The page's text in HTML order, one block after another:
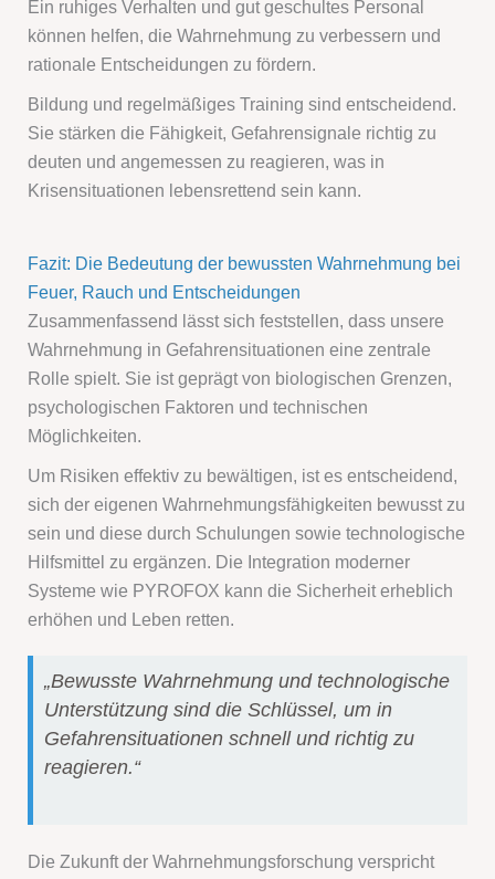
Ein ruhiges Verhalten und gut geschultes Personal
können helfen, die Wahrnehmung zu verbessern und
rationale Entscheidungen zu fördern.
Bildung und regelmäßiges Training sind entscheidend.
Sie stärken die Fähigkeit, Gefahrensignale richtig zu
deuten und angemessen zu reagieren, was in
Krisensituationen lebensrettend sein kann.
Fazit: Die Bedeutung der bewussten Wahrnehmung bei
Feuer, Rauch und Entscheidungen
Zusammenfassend lässt sich feststellen, dass unsere
Wahrnehmung in Gefahrensituationen eine zentrale
Rolle spielt. Sie ist geprägt von biologischen Grenzen,
psychologischen Faktoren und technischen
Möglichkeiten.
Um Risiken effektiv zu bewältigen, ist es entscheidend,
sich der eigenen Wahrnehmungsfähigkeiten bewusst zu
sein und diese durch Schulungen sowie technologische
Hilfsmittel zu ergänzen. Die Integration moderner
Systeme wie PYROFOX kann die Sicherheit erheblich
erhöhen und Leben retten.
„Bewusste Wahrnehmung und technologische
Unterstützung sind die Schlüssel, um in
Gefahrensituationen schnell und richtig zu
reagieren.“
Die Zukunft der Wahrnehmungsforschung verspricht